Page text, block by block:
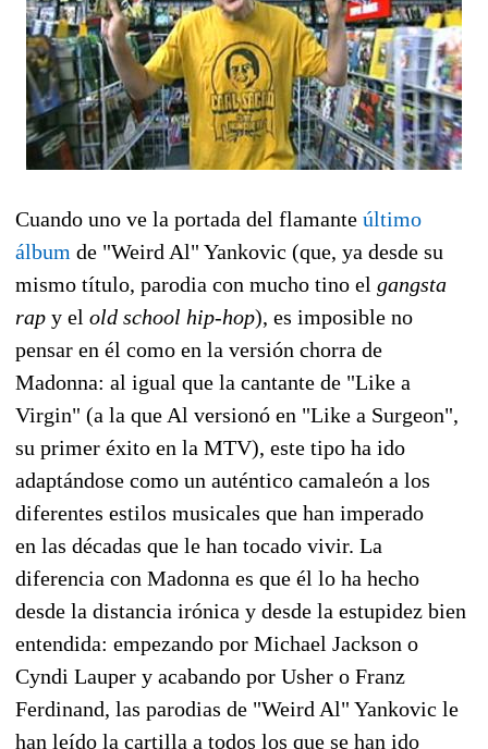
Cuando uno ve la portada del flamante último
álbum de "Weird Al" Yankovic (que, ya desde su
mismo título, parodia con mucho tino el gangsta
rap y el old school hip-hop), es imposible no
pensar en él como en la versión chorra de
Madonna: al igual que la cantante de "Like a
Virgin" (a la que Al versionó en "Like a Surgeon",
su primer éxito en la MTV), este tipo ha ido
adaptándose como un auténtico camaleón a los
diferentes estilos musicales que han imperado
en las décadas que le han tocado vivir. La
diferencia con Madonna es que él lo ha hecho
desde la distancia irónica y desde la estupidez bien
entendida: empezando por Michael Jackson o
Cyndi Lauper y acabando por Usher o Franz
Ferdinand, las parodias de "Weird Al" Yankovic le
han leído la cartilla a todos los que se han ido